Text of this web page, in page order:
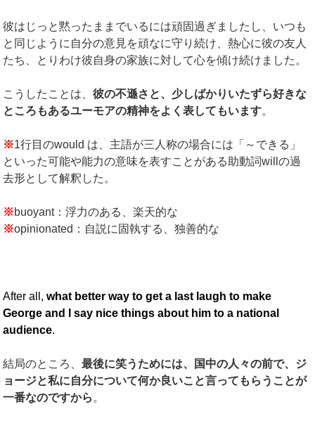
彼はじっと黙ったままでいるには頑固過ぎましたし、いつも
と同じように自分の意見を頑なに守り続け、熱心に彼の友人
たち、とりわけ彼自身の家族に対して心を傾け続けました。
こうしたことは、彼の不遜さと、少しばかりいたずら好きな
ところもあるユーモアの精神をよく表してもいます。
※1行目のwould は、主語が三人称の場合には「～できる」
といった可能や能力の意味を表すことがある助動詞willの過
去形として解釈した。
※buoyant：浮力のある、楽天的な
※opinionated：自説に固執する、独善的な
After all,what better way to get a last laugh to make
George and I say nice things about him to a national
audience.
結局のところ、最後に笑うためには、国中の人々の前で、ジ
ョージと私に自分について何か良いこと言ってもらうことが
一番なのですから。